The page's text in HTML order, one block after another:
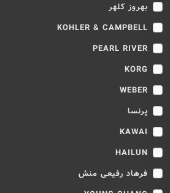
بهروز کلهر
KOHLER & CAMPBELL
PEARL RIVER
KORG
WEBER
پرنسا
KAWAI
HAILUN
فرهاد رفیعی منش